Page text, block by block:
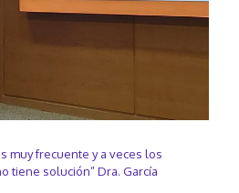
muy frecuente y a veces los
tiene solución” Dra. García